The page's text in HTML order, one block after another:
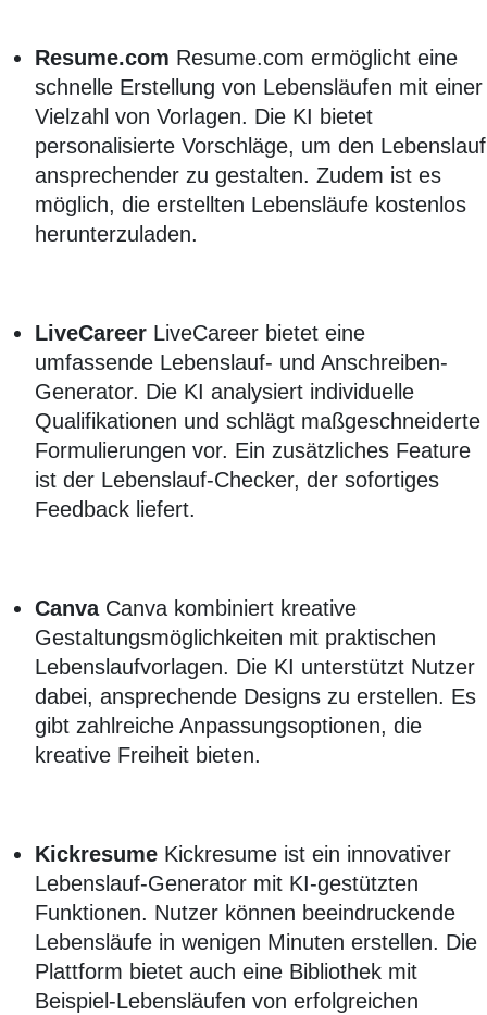
Resume.com Resume.com ermöglicht eine
schnelle Erstellung von Lebensläufen mit einer
Vielzahl von Vorlagen. Die KI bietet
personalisierte Vorschläge, um den Lebenslauf
ansprechender zu gestalten. Zudem ist es
möglich, die erstellten Lebensläufe kostenlos
herunterzuladen.
LiveCareer LiveCareer bietet eine
umfassende Lebenslauf- und Anschreiben-
Generator. Die KI analysiert individuelle
Qualifikationen und schlägt maßgeschneiderte
Formulierungen vor. Ein zusätzliches Feature
ist der Lebenslauf-Checker, der sofortiges
Feedback liefert.
Canva Canva kombiniert kreative
Gestaltungsmöglichkeiten mit praktischen
Lebenslaufvorlagen. Die KI unterstützt Nutzer
dabei, ansprechende Designs zu erstellen. Es
gibt zahlreiche Anpassungsoptionen, die
kreative Freiheit bieten.
Kickresume Kickresume ist ein innovativer
Lebenslauf-Generator mit KI-gestützten
Funktionen. Nutzer können beeindruckende
Lebensläufe in wenigen Minuten erstellen. Die
Plattform bietet auch eine Bibliothek mit
Beispiel-Lebensläufen von erfolgreichen